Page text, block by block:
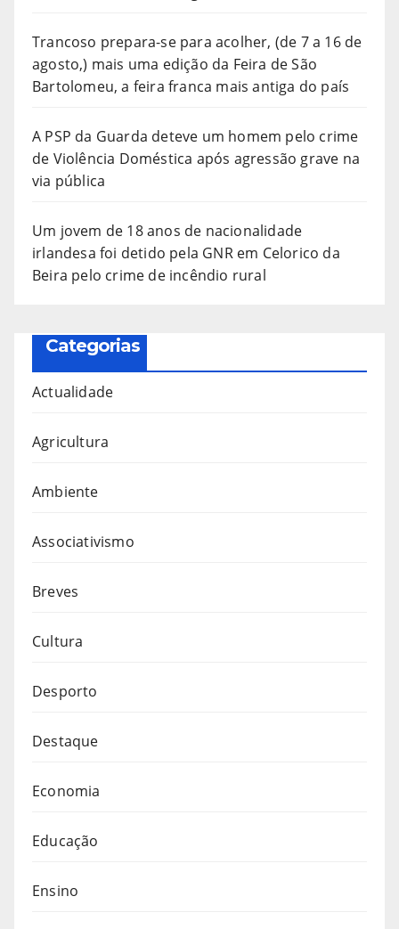
Trancoso prepara-se para acolher, (de 7 a 16 de
agosto,) mais uma edição da Feira de São
Bartolomeu, a feira franca mais antiga do país
A PSP da Guarda deteve um homem pelo crime
de Violência Doméstica após agressão grave na
via pública
Um jovem de 18 anos de nacionalidade
irlandesa foi detido pela GNR em Celorico da
Beira pelo crime de incêndio rural
Categorias
Actualidade
Agricultura
Ambiente
Associativismo
Breves
Cultura
Desporto
Destaque
Economia
Educação
Ensino